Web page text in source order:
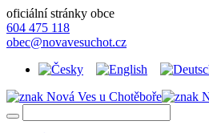
oficiální stránky obce
604 475 118
obec@novavesuchot.cz